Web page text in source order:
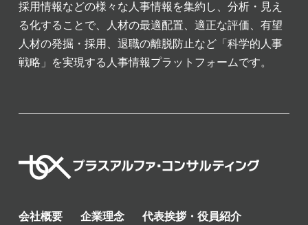
採用情報などの様々な人事情報を集約し、分析・見え
る化することで、人材の最適配置、適正な評価、有望
人材の発掘・採用、退職の離脱防止など「科学的人事
戦略」を実現する人事情報プラットフォームです。
会社概要 企業理念 代表挨拶・役員紹介